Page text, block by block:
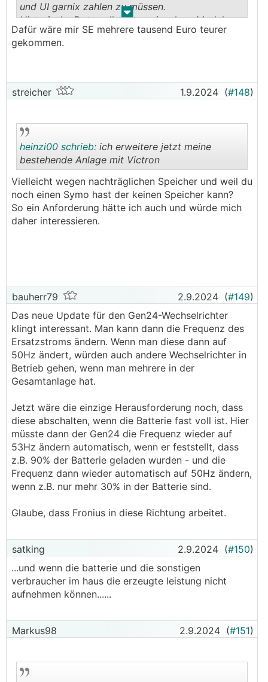
. .
und UI garnix zahlen zu müssen.
Historische Daten all meiner einzelnen Module
(Spannung / Strom / Leistung usw usf)
inbegriffen.
Dafür wäre mir SE mehrere tausend Euro teurer
gekommen.
streicher 1.9.2024 (#148)
..
heinzi00 schrieb: ich erweitere jetzt meine
bestehende Anlage mit Victron
Vielleicht wegen nachträglichen Speicher und weil du
noch einen Symo hast der keinen Speicher kann?
So ein Anforderung hätte ich auch und würde mich
daher interessieren.
bauherr79 2.9.2024 (#149)
Das neue Update für den Gen24-Wechselrichter
klingt interessant. Man kann dann die Frequenz des
Ersatzstroms ändern. Wenn man diese dann auf
50Hz ändert, würden auch andere Wechselrichter in
Betrieb gehen, wenn man mehrere in der
Gesamtanlage hat.
Jetzt wäre die einzige Herausforderung noch, dass
diese abschalten, wenn die Batterie fast voll ist. Hier
müsste dann der Gen24 die Frequenz wieder auf
53Hz ändern automatisch, wenn er feststellt, dass
z.B. 90% der Batterie geladen wurden - und die
Frequenz dann wieder automatisch auf 50Hz ändern,
wenn z.B. nur mehr 30% in der Batterie sind.
Glaube, dass Fronius in diese Richtung arbeitet.
satking 2.9.2024 (#150)
...und wenn die batterie und die sonstigen
verbraucher im haus die erzeugte leistung nicht
aufnehmen können......
Markus98 2.9.2024 (#151)